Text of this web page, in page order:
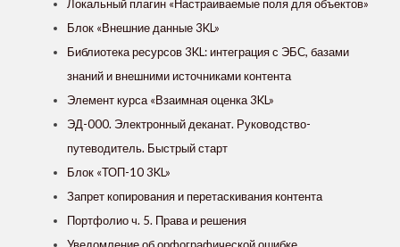
Локальный плагин «Настраиваемые поля для объектов»
Блок «Внешние данные 3KL»
Библиотека ресурсов 3KL: интеграция с ЭБС, базами
знаний и внешними источниками контента
Элемент курса «Взаимная оценка 3KL»
ЭД-000. Электронный деканат. Руководство-
путеводитель. Быстрый старт
Блок «ТОП-10 3KL»
Запрет копирования и перетаскивания контента
Портфолио ч. 5. Права и решения